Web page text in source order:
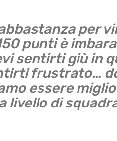
per
punti è
sentirti giù in
frustrato…
essere
livello di